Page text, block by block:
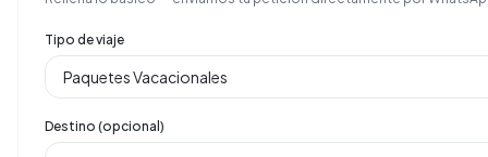
Tipo de viaje
Destino (opcional)